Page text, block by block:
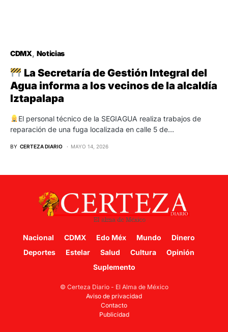
CDMX Noticias
La Secretaría de Gestión Integral del
Agua informa a los vecinos de la alcaldía
Iztapalapa
El personal técnico de la SEGIAGUA realiza trabajos de
reparación de una fuga localizada en calle 5 de…
BY CERTEZA DIARIO MAYO 14, 2026
Nacional CDMX Edo Méx Mundo
Dinero
Deportes
Estelar Salud Cultura
Opinión
Suplemento
© Certeza Diario - El Alma de México
Aviso de privacidad
Contacto
Publicidad